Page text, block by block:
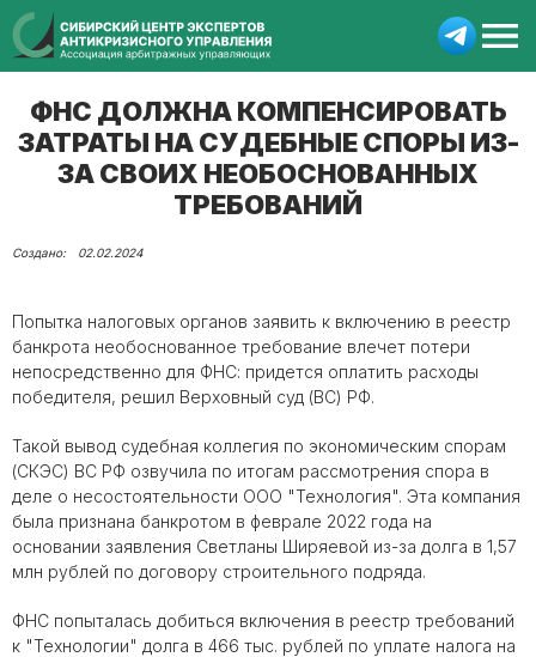
ФНС ДОЛЖНА КОМПЕНСИРОВАТЬ
ЗАТРАТЫ НА СУДЕБНЫЕ СПОРЫ ИЗ-
ЗА СВОИХ НЕОБОСНОВАННЫХ
ТРЕБОВАНИЙ
02.02.2024
Попытка налоговых органов заявить к включению в реестр
банкрота необоснованное требование влечет потери
непосредственно для ФНС: придется оплатить расходы
победителя, решил Верховный суд (ВС) РФ.
Такой вывод судебная коллегия по экономическим спорам
(СКЭС) ВС РФ озвучила по итогам рассмотрения спора в
деле о несостоятельности ООО "Технология". Эта компания
была признана банкротом в феврале 2022 года на
основании заявления Светланы Ширяевой из-за долга в 1,57
млн рублей по договору строительного подряда.
ФНС попыталась добиться включения в реестр требований
к "Технологии" долга в 466 тыс. рублей по уплате налога на